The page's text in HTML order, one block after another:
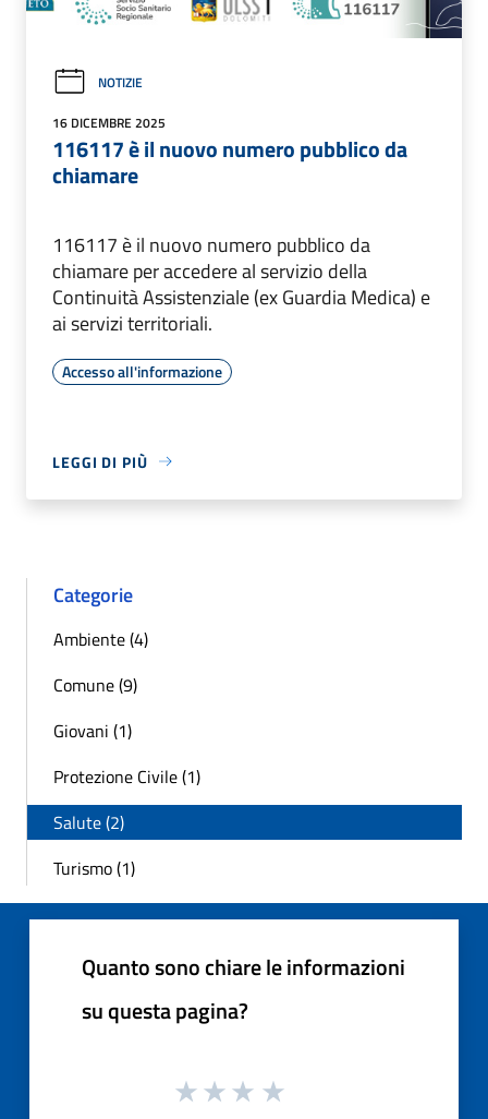
NOTIZIE
16 DICEMBRE 2025
116117 è il nuovo numero pubblico da
chiamare
116117 è il nuovo numero pubblico da
chiamare per accedere al servizio della
Continuità Assistenziale (ex Guardia Medica) e
ai servizi territoriali.
Accesso all'informazione
LEGGI DI PIÙ
Categorie
Ambiente (4)
Comune (9)
Giovani (1)
Protezione Civile (1)
Salute (2)
Turismo (1)
Quanto sono chiare le informazioni
su questa pagina?